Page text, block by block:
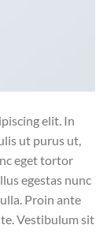
elit. In
ut purus ut,
eget tortor
egestas nunc
Proin ante
Vestibulum sit